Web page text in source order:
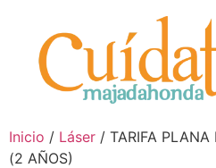
Inicio / Láser / TARIFA PLANA
(2 AÑOS)